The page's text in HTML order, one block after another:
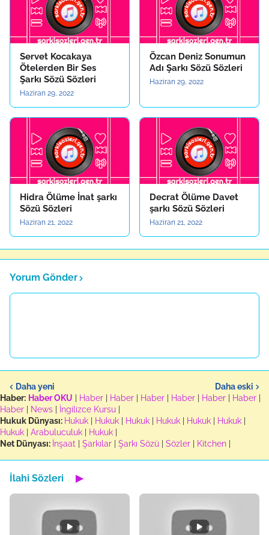
Servet Kocakaya
Ötelerden Bir Ses
Şarkı Sözü Sözleri
Haziran 29, 2022
Özcan Deniz Sonumun
Adı Şarkı Sözü Sözleri
Haziran 29, 2022
Hidra Ölüme İnat şarkı
Sözü Sözleri
Haziran 21, 2022
Decrat Ölüme Davet
şarkı Sözü Sözleri
Haziran 21, 2022
Yorum Gönder
Daha yeni
Daha eski
Haber: Haber OKU Haber Haber Haber Haber Haber Haber
Haber
News İngilizce Kursu
Hukuk Dünyası: Hukuk Hukuk Hukuk Hukuk Hukuk Hukuk
Hukuk
Arabuluculuk Hukuk
Net Dünyası: İnşaat Şarkılar Şarkı Sözü Sözler Kitchen
İlahi Sözleri ▶